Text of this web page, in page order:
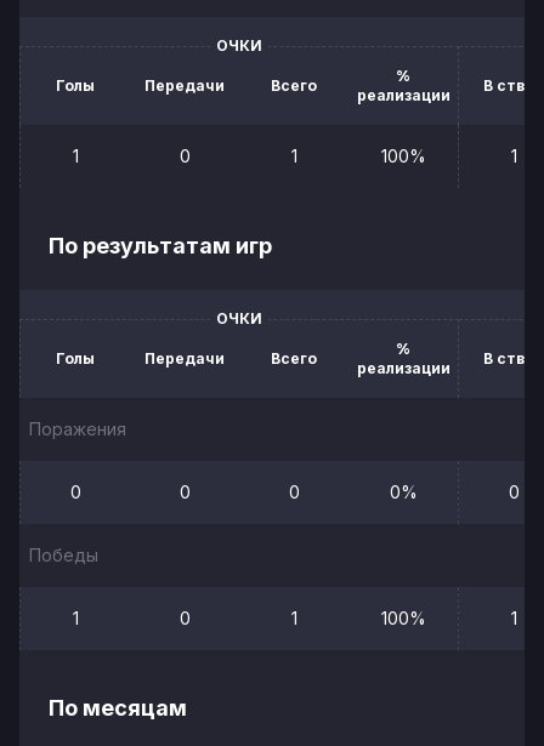
ОЧКИ
Голы Передачи Всего
%
реализации
В створ
1 0 1 100% 1
По результатам игр
ОЧКИ
Голы Передачи Всего
%
реализации
В створ
Поражения
0 0 0 0% 0
Победы
1 0 1 100% 1
По месяцам